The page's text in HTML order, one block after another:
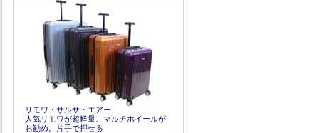
リモワ・サルサ・エアー
人気リモワが超軽量。マルチホイールが
お勧め。片手で押せる